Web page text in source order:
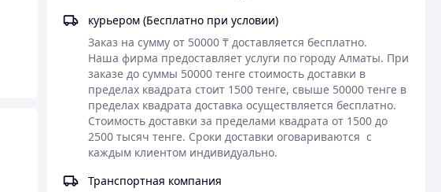
курьером (Бесплатно при условии)
Заказ на сумму от 50000 ₸ доставляется бесплатно.
Наша фирма предоставляет услуги по городу Алматы. При
заказе до суммы 50000 тенге стоимость доставки в
пределах квадрата стоит 1500 тенге, свыше 50000 тенге в
пределах квадрата доставка осуществляется бесплатно.
Стоимость доставки за пределами квадрата от 1500 до
2500 тысяч тенге. Сроки доставки оговариваются  с
каждым клиентом индивидуально.
Транспортная компания